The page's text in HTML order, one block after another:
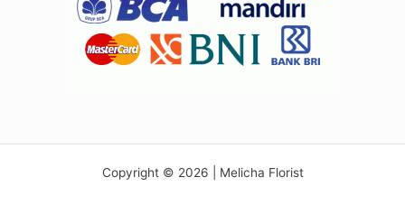
Copyright © 2026 | Melicha Florist